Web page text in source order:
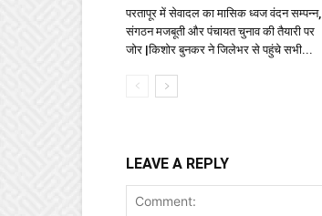
परतापूर में सेवादल का मासिक ध्वज वंदन सम्पन्न,
संगठन मजबूती और पंचायत चुनाव की तैयारी पर
जोर |किशोर बुनकर ने जिलेभर से पहुंचे सभी...
LEAVE A REPLY